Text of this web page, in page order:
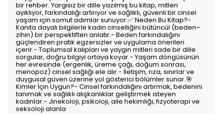
bir rehber. Yargısız bir dille yazılmış bu kitap, mitleri
ayıklıyor, farkındalığı artırıyor ve sağlıklı, güvenli bir cinsel
yaşam için somut adımlar sunuyor.✅ Neden Bu Kitap?-
Kanıta dayalı bilgilerle kadın cinselliğini bütüncül (beden–
zihin) bir perspektiften anlatır.- Beden farkındalığını
güçlendiren pratik egzersizler ve uygulama önerileri
içerir.- Toplumsal kalıpları ve yaygın mitleri sade bir dille
sorgular, doğru bilgiyi ortaya koyar.- Yaşam döngüsünün
her evresinde (ergenlik, üreme çağı, doğum sonrası,
menopoz) cinsel sağlığı ele alır.- İletişim, rıza, sınırlar ve
duygusal güven üzerine yol gösterici bölümler sunar.🎯
Kimler İçin Uygun?- Cinsel farkındalığını artırmak, bedenini
tanımak ve sağlıklı alışkanlıklar geliştirmek isteyen
kadınlar.- Jinekoloji, psikoloji, aile hekimliği, fizyoterapi ve
seksoloji alanla